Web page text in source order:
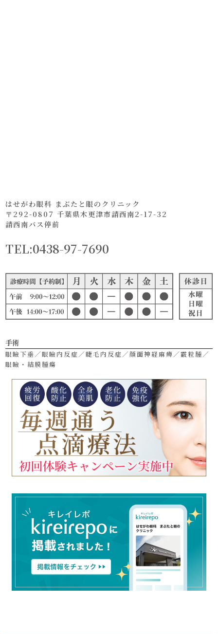
はせがわ眼科 まぶたと眼のクリニック
〒292-0807 千葉県木更津市請西南2-17-32
請西南バス停前
TEL:0438-97-7690
手術
眼瞼下垂／眼瞼内反症／睫毛内反症／顔面神経麻痺／霰粒腫／
眼瞼・結膜腫瘍